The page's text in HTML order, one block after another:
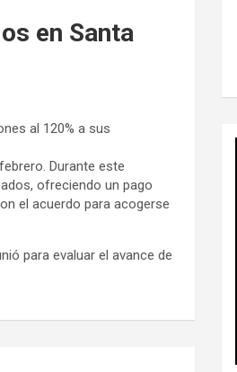
en Santa
al 120% a sus
Durante este
ofreciendo un pago
el acuerdo para acogerse
para evaluar el avance de